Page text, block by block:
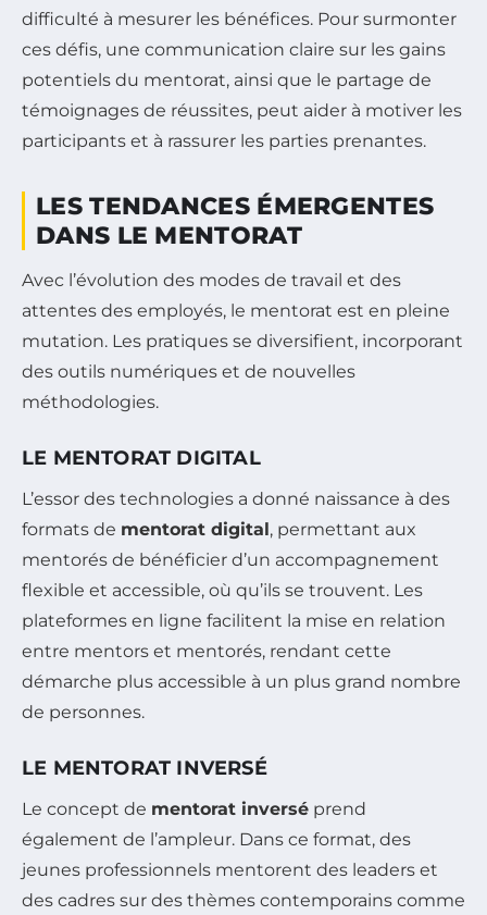
difficulté à mesurer les bénéfices. Pour surmonter
ces défis, une communication claire sur les gains
potentiels du mentorat, ainsi que le partage de
témoignages de réussites, peut aider à motiver les
participants et à rassurer les parties prenantes.
LES TENDANCES ÉMERGENTES
DANS LE MENTORAT
Avec l’évolution des modes de travail et des
attentes des employés, le mentorat est en pleine
mutation. Les pratiques se diversifient, incorporant
des outils numériques et de nouvelles
méthodologies.
LE MENTORAT DIGITAL
L’essor des technologies a donné naissance à des
formats de mentorat digital, permettant aux
mentorés de bénéficier d’un accompagnement
flexible et accessible, où qu’ils se trouvent. Les
plateformes en ligne facilitent la mise en relation
entre mentors et mentorés, rendant cette
démarche plus accessible à un plus grand nombre
de personnes.
LE MENTORAT INVERSÉ
Le concept de mentorat inversé prend
également de l’ampleur. Dans ce format, des
jeunes professionnels mentorent des leaders et
des cadres sur des thèmes contemporains comme